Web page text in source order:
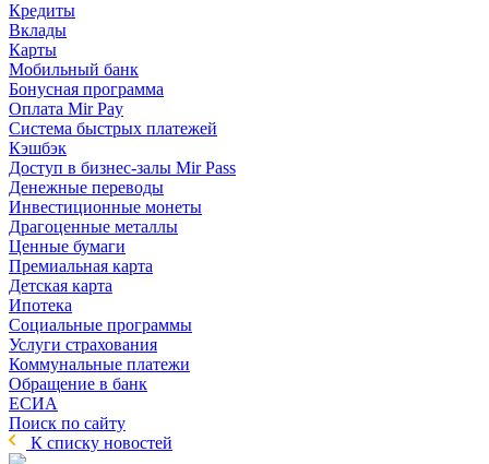
Кредиты
Вклады
Карты
Мобильный банк
Бонусная программа
Оплата Mir Pay
Система быстрых платежей
Кэшбэк
Доступ в бизнес-залы Mir Pass
Денежные переводы
Инвестиционные монеты
Драгоценные металлы
Ценные бумаги
Премиальная карта
Детская карта
Ипотека
Социальные программы
Услуги страхования
Коммунальные платежи
Обращение в банк
ЕСИА
Поиск по сайту
К списку новостей